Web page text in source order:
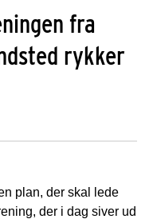
fra
rykker
plan, der skal lede
der i dag siver ud